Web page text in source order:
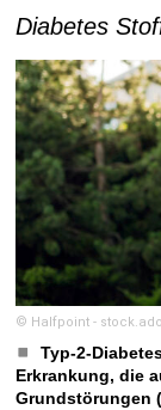
Diabetes
© Halfpoint -
Typ-2-
Erkrankung, die
Grundstörungen